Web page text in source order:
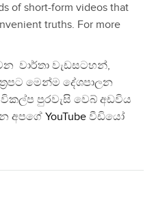
of short-form videos that
truths. For more
වාර්තා වැඩසටහන්,
මෙන්ම දේශපාලන
පුරවැසි වෙබ් අඩවිය
අපගේ YouTube වීඩියෝ